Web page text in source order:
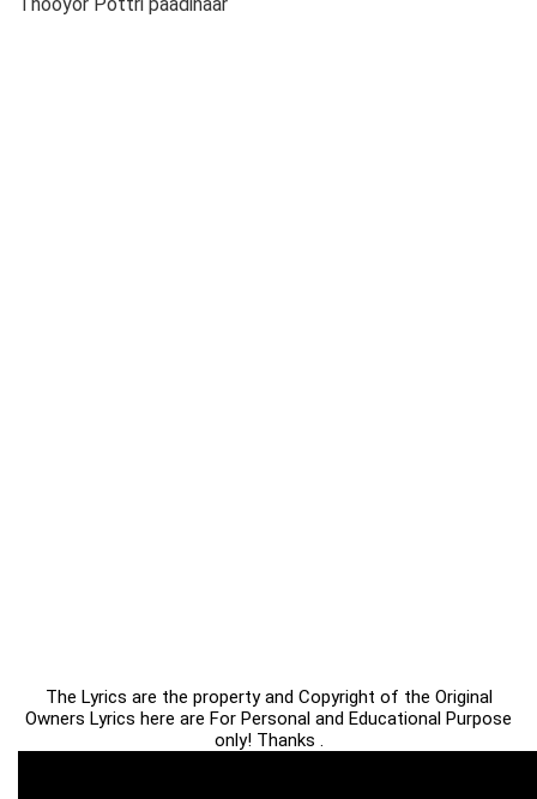
The Lyrics are the property and Copyright of the Original
Owners Lyrics here are For Personal and Educational Purpose
only! Thanks .